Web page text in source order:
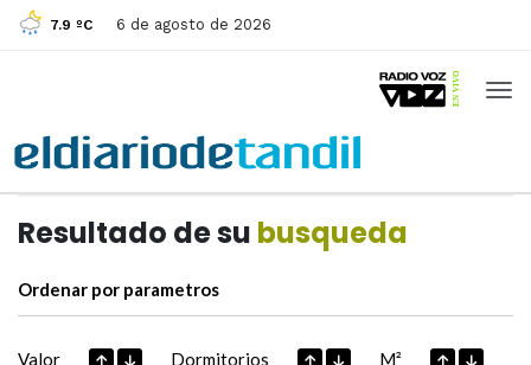
7.9 ºC 6 de agosto de 2026
Resultado de su busqueda
Ordenar por parametros
Valor Dormitorios M²